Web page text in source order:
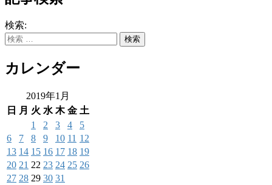
検索:
カレンダー
2019年1月
日
月 火 水 木 金 土
1 2 3 4
5
6
7 8 9 10 11 12
13 14 15 16 17 18 19
20 21 22 23 24 25 26
27 28 29 30 31